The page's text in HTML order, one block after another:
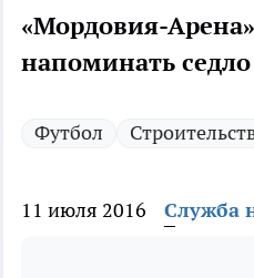
«Мордовия-
напоминать
Футбол
11 июля 2016 Служба